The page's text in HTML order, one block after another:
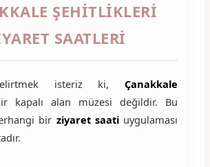
ŞEHITLIKLERI
SAATLERI
isteriz ki,Çanakkale
kapalı alan müzesi değildir. Bu
bir ziyaret saatiuygulaması